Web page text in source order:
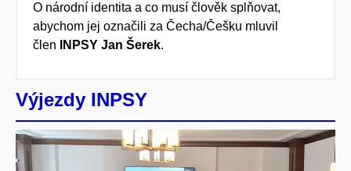
O národní identita a co musí člověk splňovat,
abychom jej označili za Čecha/Češku mluvil
člen
INPSY Jan Šerek.
Výjezdy INPSY